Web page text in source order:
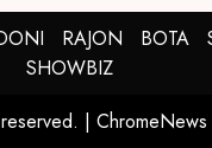
RAJON BOTA
SHOWBIZ
| ChromeNews